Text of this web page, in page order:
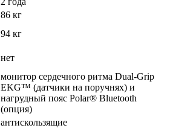
86 кг
94 кг
нет
монитор сердечного ритма Dual-Grip
EKG™ (датчики на поручнях) и
нагрудный пояс Polar® Bluetooth
(опция)
антискользящие